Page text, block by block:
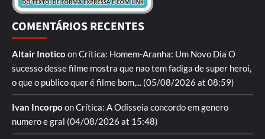
COMENTÁRIOS RECENTES
Altair Inotico onCrítica: Homem-Aranha: Um Novo Dia O
sucesso desse filme mostra que nao tem fadiga de super heroi,
o que o publico quer é filme bom,... (05/08/2026 at 08:59)
Ivan Incorpo onCrítica: A Odisseia concordo em genero
numero e gral (04/08/2026 at 15:48)